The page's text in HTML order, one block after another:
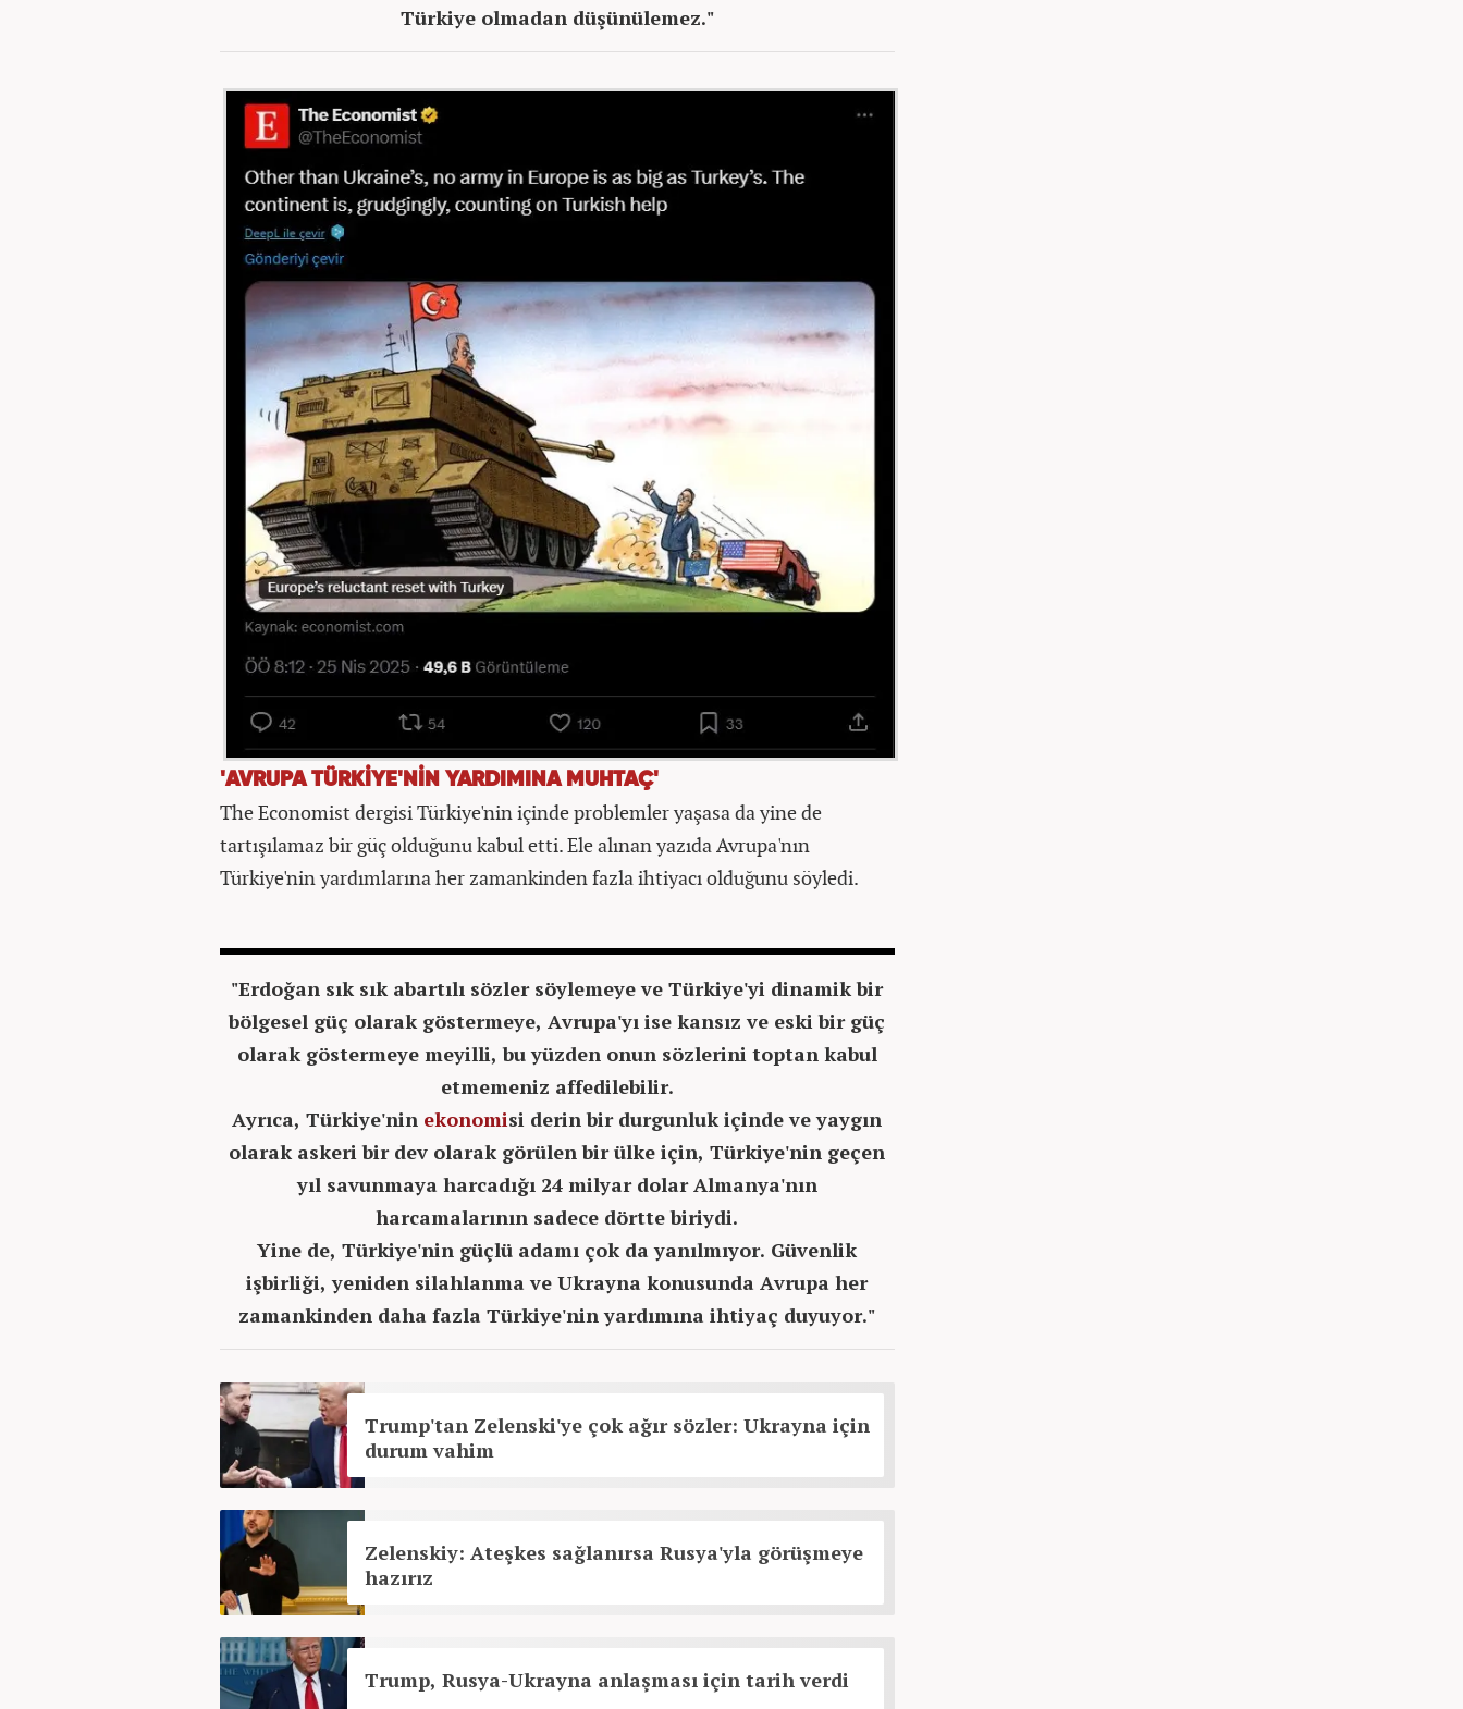
Türkiye olmadan düşünülemez."
'AVRUPA TÜRKİYE'NİN YARDIMINA MUHTAÇ'
The Economist dergisi Türkiye'nin içinde problemler yaşasa da yine de
tartışılamaz bir güç olduğunu kabul etti. Ele alınan yazıda Avrupa'nın
Türkiye'nin yardımlarına her zamankinden fazla ihtiyacı olduğunu söyledi.
"Erdoğan sık sık abartılı sözler söylemeye ve Türkiye'yi dinamik bir
bölgesel güç olarak göstermeye, Avrupa'yı ise kansız ve eski bir güç
olarak göstermeye meyilli, bu yüzden onun sözlerini toptan kabul
etmemeniz affedilebilir.
Ayrıca, Türkiye'nin ekonomisi derin bir durgunluk içinde ve yaygın
olarak askeri bir dev olarak görülen bir ülke için, Türkiye'nin geçen
yıl savunmaya harcadığı 24 milyar dolar Almanya'nın
harcamalarının sadece dörtte biriydi.
Yine de, Türkiye'nin güçlü adamı çok da yanılmıyor. Güvenlik
işbirliği, yeniden silahlanma ve Ukrayna konusunda Avrupa her
zamankinden daha fazla Türkiye'nin yardımına ihtiyaç duyuyor."
Trump'tan Zelenski'ye çok ağır sözler: Ukrayna için
durum vahim
Zelenskiy: Ateşkes sağlanırsa Rusya'yla görüşmeye
hazırız
Trump, Rusya-Ukrayna anlaşması için tarih verdi